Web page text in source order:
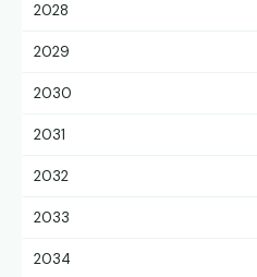
2028
2029
2030
2031
2032
2033
2034